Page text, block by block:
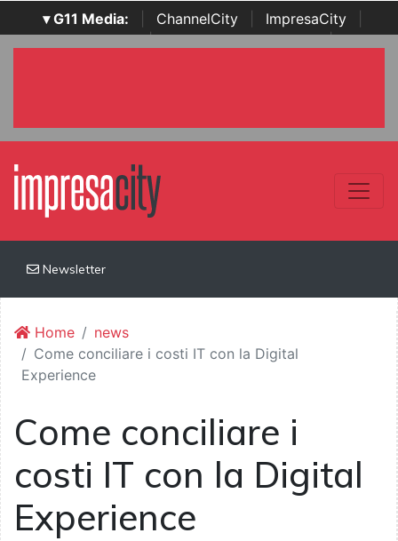
▾ G11 Media: ChannelCity ImpresaCity
SecurityOpenLab | Italian Channel Awards | Italian
Newsletter
Home
news
Come conciliare i costi IT con la Digital
Experience
Come conciliare i
costi IT con la Digital
Experience